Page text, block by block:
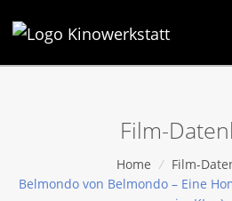
Film-
Home / Film-
Belmondo von Belmondo – Eine